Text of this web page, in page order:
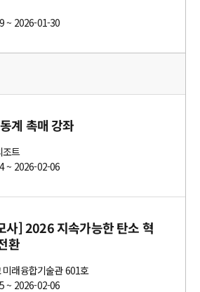
~ 2026-01-30
계 촉매 강좌
조트
~ 2026-02-06
사] 2026 지속가능한 탄소 혁
환
래융합기술관 601호
~ 2026-02-06